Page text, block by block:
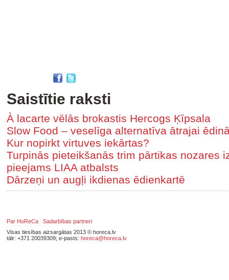
Saistītie raksti
À lacarte vēlās brokastis Hercogs Ķīpsala
Slow Food – veselīga alternatīva ātrajai
Kur nopirkt virtuves iekārtas?
Turpinās pieteikšanās trim pārtikas nozares
pieejams LIAA atbalsts
Dārzeņi un augļi ikdienas ēdienkartē
Par HoReCa
Sadarbības partneri
Visas tiesības aizsargātas 2013 © horeca.lv
tālr: +371 20039309; e-pasts: horeca@horeca.lv